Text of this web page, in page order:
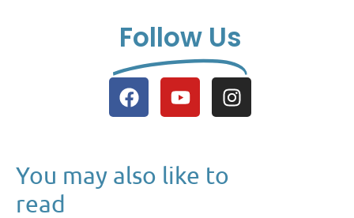
Follow Us
You may also like to
read